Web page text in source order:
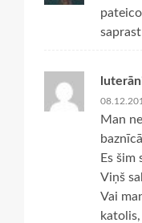
saprast
Man
Es
Viņš
Vai
katolis,